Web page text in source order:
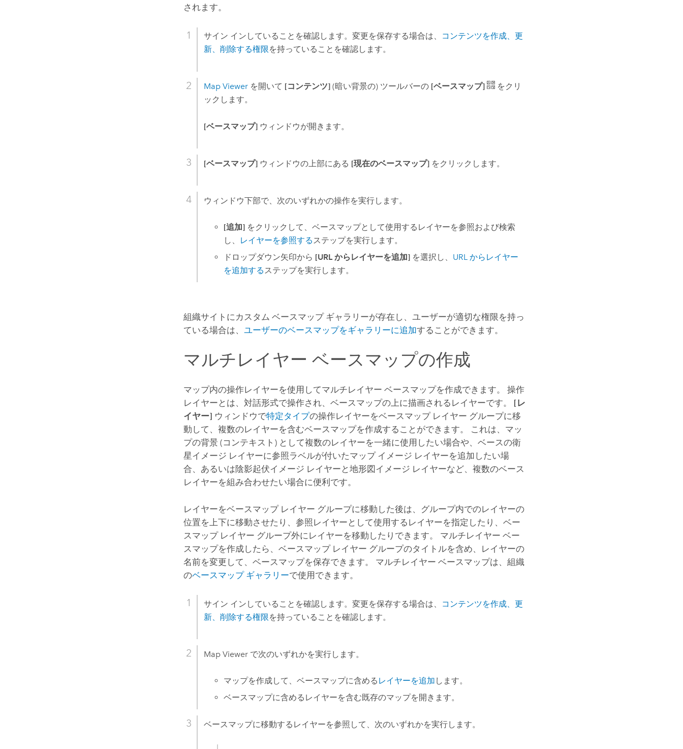
されます。
サイン インしていることを確認します。変更を保存する場合は、 コンテンツを作成、更
新、削除する権限を持っていることを確認します。
Map Viewer を開いて [コンテンツ] (暗い背景の) ツールバーの [ベースマップ]
をクリ
ックします。
[ベースマップ] ウィンドウが開きます。
[ベースマップ] ウィンドウの上部にある [現在のベースマップ] をクリックします。
ウィンドウ下部で、次のいずれかの操作を実行します。
[追加]をクリックして、ベースマップとして使用するレイヤーを参照および検索
し、
レイヤーを参照するステップを実行します。
ドロップダウン矢印から [URL からレイヤーを追加]を選択し、 URL からレイヤー
を追加するステップを実行します。
組織サイトにカスタム ベースマップ ギャラリーが存在し、ユーザーが適切な権限を持っ
ている場合は、ユーザーのベースマップをギャラリーに追加することができます。
マルチレイヤー ベースマップの作成
マップ内の操作レイヤーを使用してマルチレイヤー ベースマップを作成できます。 操作
レイヤーとは、対話形式で操作され、ベースマップの上に描画されるレイヤーです。 [レ
イヤー] ウィンドウで特定タイプの操作レイヤーをベースマップ レイヤー グループに移
動して、複数のレイヤーを含むベースマップを作成することができます。 これは、マッ
プの背景 (コンテキスト) として複数のレイヤーを一緒に使用したい場合や、ベースの衛
星イメージ レイヤーに参照ラベルが付いたマップ イメージ レイヤーを追加したい場
合、あるいは陰影起伏イメージ レイヤーと地形図イメージ レイヤーなど、複数のベース
レイヤーを組み合わせたい場合に便利です。
レイヤーをベースマップ レイヤー グループに移動した後は、グループ内でのレイヤーの
位置を上下に移動させたり、参照レイヤーとして使用するレイヤーを指定したり、ベー
スマップ レイヤー グループ外にレイヤーを移動したりできます。 マルチレイヤー ベー
スマップを作成したら、ベースマップ レイヤー グループのタイトルを含め、レイヤーの
名前を変更して、ベースマップを保存できます。 マルチレイヤー ベースマップは、組織
のベースマップ ギャラリーで使用できます。
サイン インしていることを確認します。変更を保存する場合は、 コンテンツを作成、更
新、削除する権限を持っていることを確認します。
Map Viewer で次のいずれかを実行します。
マップを作成して、ベースマップに含める レイヤーを追加 します。
ベースマップに含めるレイヤーを含む既存のマップを開きます。
ベースマップに移動するレイヤーを参照して、次のいずれかを実行します。